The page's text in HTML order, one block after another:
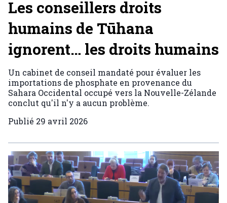
Les conseillers droits
humains de Tūhana
ignorent… les droits humains
Un cabinet de conseil mandaté pour évaluer les
importations de phosphate en provenance du
Sahara Occidental occupé vers la Nouvelle-Zélande
conclut qu'il n'y a aucun problème.
Publié 29 avril 2026